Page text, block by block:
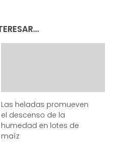
Las heladas promueven
el descenso de la
humedad en lotes de
maíz